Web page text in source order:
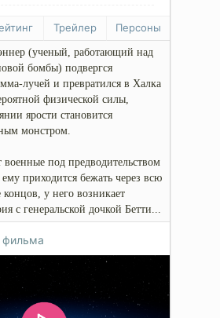
Трейлер Персоны
(ученый, работающий над
бомбы) подвергся
лучей и превратился в Халка
физической силы,
ярости становится
монстром.
военные под предводительством
ему приходится бежать через всю
у него возникает
с генеральской дочкой Бетти...
фильма